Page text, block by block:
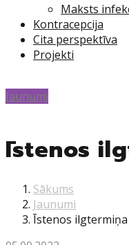
Maksts
Kontracepcija
Cita perspektīva
Projekti
Jaunumi
Īstenos
Sākums
Jaunumi
Īstenos ilgtermiņa